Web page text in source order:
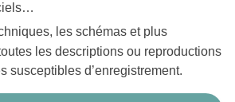
les schémas et plus
les descriptions ou reproductions
susceptibles d’enregistrement.